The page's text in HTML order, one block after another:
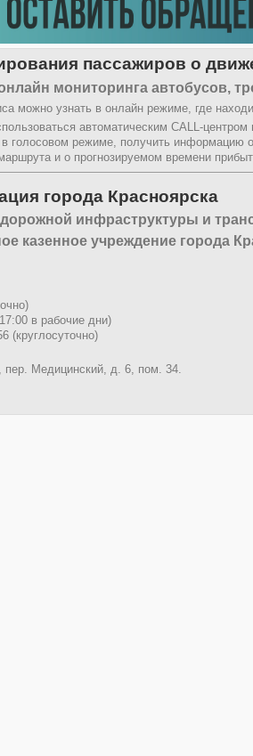
пассажиров о
мониторинга автобусов,
можно узнать в онлайн режиме, где
автоматическим CALL-
в голосовом режиме, получить информацию
и о прогнозируемом времени
города Красноярска
инфраструктуры и
казенное учреждение города
в рабочие дни)
(круглосуточно)
пер. Медицинский, д. 6, пом. 34.